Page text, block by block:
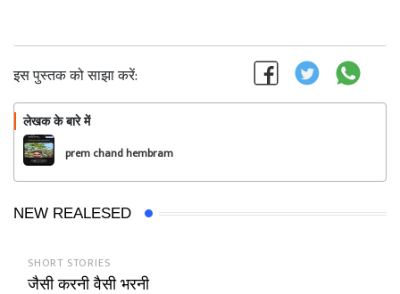
इस पुस्तक को साझा करें:
लेखक के बारे में
prem chand hembram
NEW REALESED
SHORT STORIES
जैसी करनी वैसी भरनी